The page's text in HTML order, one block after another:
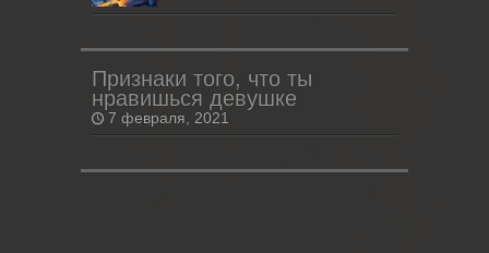
Признаки того, что ты
нравишься девушке
7 февраля, 2021